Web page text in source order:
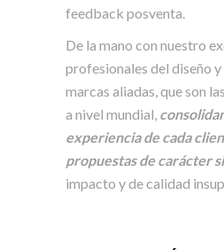
feedback posventa.
De la mano con nuestro
profesionales del diseño y
marcas aliadas, que son
a nivel mundial,
experiencia de cada
propuestas de carácter
impacto y de calidad